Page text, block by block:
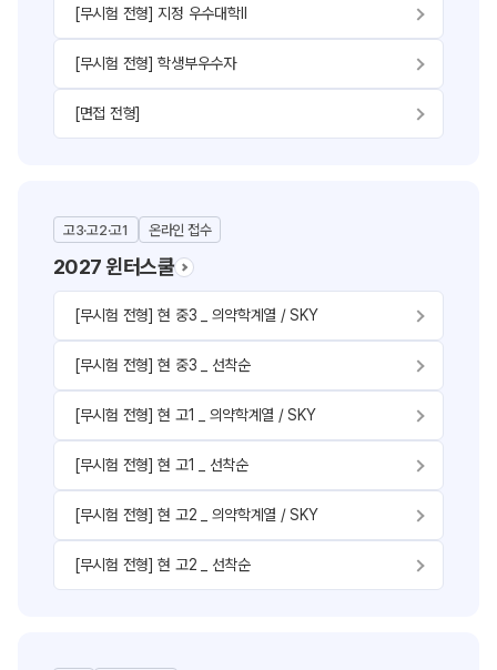
[무시험 전형] 지정 우수대학Ⅱ
[무시험 전형] 학생부우수자
[면접 전형]
고3·고2·고1 온라인 접수
2027 윈터스쿨
[무시험 전형] 현 중3 _ 의약학계열 / SKY
[무시험 전형] 현 중3 _ 선착순
[무시험 전형] 현 고1 _ 의약학계열 / SKY
[무시험 전형] 현 고1 _ 선착순
[무시험 전형] 현 고2 _ 의약학계열 / SKY
[무시험 전형] 현 고2 _ 선착순